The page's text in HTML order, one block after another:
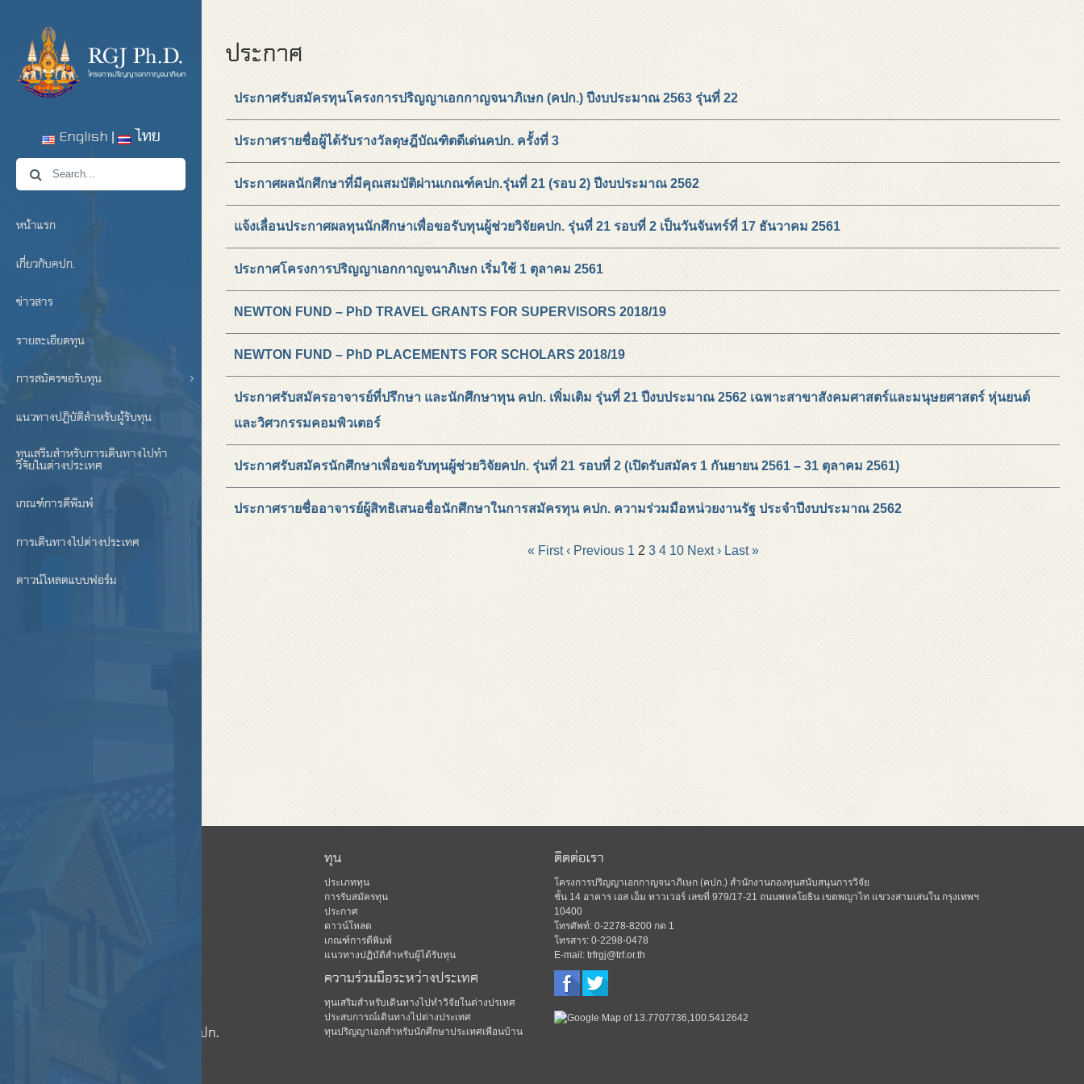
English ไทย
หน้าแรก
เกี่ยวกับคปก.
ข่าวสาร
รายละเอียดทุน
การสมัครขอรับทุน
แนวทางปฏิบัติสำหรับผู้รับทุน
ทุนเสริมสำหรับการเดินทางไปทำ
วิจัยในต่างประเทศ
เกณฑ์การตีพิมพ์
การเดินทางไปต่างประเทศ
ดาวน์โหลดแบบฟอร์ม
ประกาศ
ประกาศรับสมัครทุนโครงการปริญญาเอกกาญจนาภิเษก (คปก.) ปีงบประมาณ 2563 รุ่นที่ 22
ประกาศรายชื่อผู้ได้รับรางวัลดุษฎีบัณฑิตดีเด่นคปก. ครั้งที่ 3
ประกาศผลนักศึกษาที่มีคุณสมบัติผ่านเกณฑ์คปก.รุ่นที่ 21 (รอบ 2) ปีงบประมาณ 2562
แจ้งเลื่อนประกาศผลทุนนักศึกษาเพื่อขอรับทุนผู้ช่วยวิจัยคปก. รุ่นที่ 21 รอบที่ 2 เป็นวันจันทร์ที่ 17 ธันวาคม 2561
ประกาศโครงการปริญญาเอกกาญจนาภิเษก เริ่มใช้ 1 ตุลาคม 2561
NEWTON FUND – PhD TRAVEL GRANTS FOR SUPERVISORS 2018/19
NEWTON FUND – PhD PLACEMENTS FOR SCHOLARS 2018/19
ประกาศรับสมัครอาจารย์ที่ปรึกษา และนักศึกษาทุน คปก. เพิ่มเติม รุ่นที่ 21 ปีงบประมาณ 2562 เฉพาะสาขาสังคมศาสตร์และมนุษยศาสตร์ หุ่นยนต์
และวิศวกรรมคอมพิวเตอร์
ประกาศรับสมัครนักศึกษาเพื่อขอรับทุนผู้ช่วยวิจัยคปก. รุ่นที่ 21 รอบที่ 2 (เปิดรับสมัคร 1 กันยายน 2561 – 31 ตุลาคม 2561)
ประกาศรายชื่ออาจารย์ผู้สิทธิเสนอชื่อนักศึกษาในการสมัครทุน คปก. ความร่วมมือหน่วยงานรัฐ ประจำปีงบประมาณ 2562
« First ‹ Previous 1 2 3 4 10 Next › Last »
ชมรมนักเรียนทุน คปก.
ทุน
ประเภททุน
การรับสมัครทุน
ประกาศ
ดาวน์โหลด
เกณฑ์การตีพิมพ์
แนวทางปฏิบัติสำหรับผู้ได้รับทุน
ความร่วมมือระหว่างประเทศ
ทุนเสริมสำหรับเดินทางไปทำวิจัยในต่างปรเทศ
ประสบการณ์เดินทางไปต่างประเทศ
ทุนปริญญาเอกสำหรับนักศึกษาประเทศเพือนบ้าน
ติดต่อเรา
โครงการปริญญาเอกกาญจนาภิเษก (คปก.) สำนักงานกองทุนสนับสนุนการวิจัย
ชั้น 14 อาคาร เอส เอ็ม ทาวเวอร์ เลขที่ 979/17-21 ถนนพหลโยธิน เขตพญาไท แขวงสามเสนใน กรุงเทพฯ
10400
โทรศัพท์: 0-2278-8200 กด 1
โทรสาร: 0-2298-0478
E-mail: trfrgj@trf.or.th